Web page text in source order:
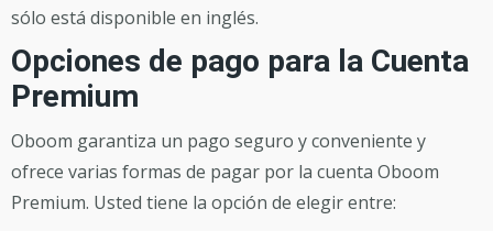
sólo está disponible en inglés.
Opciones de pago para la Cuenta
Premium
Oboom garantiza un pago seguro y conveniente y
ofrece varias formas de pagar por la cuenta Oboom
Premium. Usted tiene la opción de elegir entre: